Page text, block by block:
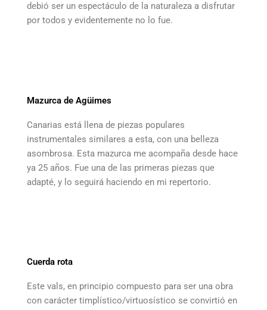
debió ser un espectáculo de la naturaleza a disfrutar
por todos y evidentemente no lo fue.
Mazurca de Agüimes
Canarias está llena de piezas populares
instrumentales similares a esta, con una belleza
asombrosa. Esta mazurca me acompaña desde hace
ya 25 años. Fue una de las primeras piezas que
adapté, y lo seguirá haciendo en mi repertorio.
Cuerda rota
Este vals, en principio compuesto para ser una obra
con carácter timplístico/virtuosístico se convirtió en